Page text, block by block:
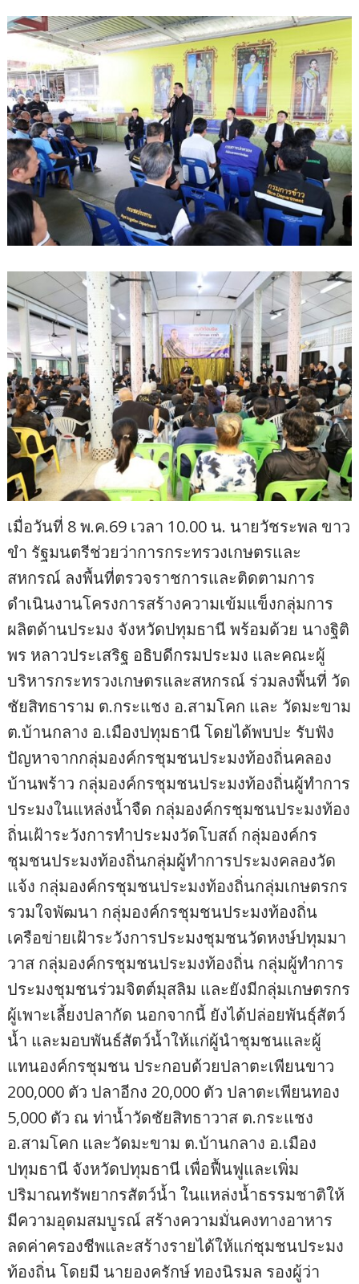
เมื่อวันที่ 8 พ.ค.69 เวลา 10.00 น. นายวัชระพล ขาว
ขำ รัฐมนตรีช่วยว่าการกระทรวงเกษตรและ
สหกรณ์ ลงพื้นที่ตรวจราชการและติดตามการ
ดำเนินงานโครงการสร้างความเข้มแข็งกลุ่มการ
ผลิตด้านประมง จังหวัดปทุมธานี พร้อมด้วย นางฐิติ
พร หลาวประเสริฐ อธิบดีกรมประมง และคณะผู้
บริหารกระทรวงเกษตรและสหกรณ์ ร่วมลงพื้นที่ วัด
ชัยสิทธาราม ต.กระแชง อ.สามโคก และ วัดมะขาม
ต.บ้านกลาง อ.เมืองปทุมธานี โดยได้พบปะ รับฟัง
ปัญหาจากกลุ่มองค์กรชุมชนประมงท้องถิ่นคลอง
บ้านพร้าว กลุ่มองค์กรชุมชนประมงท้องถิ่นผู้ทำการ
ประมงในแหล่งน้ำจืด กลุ่มองค์กรชุมชนประมงท้อง
ถิ่นเฝ้าระวังการทำประมงวัดโบสถ์ กลุ่มองค์กร
ชุมชนประมงท้องถิ่นกลุ่มผู้ทำการประมงคลองวัด
แจ้ง กลุ่มองค์กรชุมชนประมงท้องถิ่นกลุ่มเกษตรกร
รวมใจพัฒนา กลุ่มองค์กรชุมชนประมงท้องถิ่น
เครือข่ายเฝ้าระวังการประมงชุมชนวัดหงษ์ปทุมมา
วาส กลุ่มองค์กรชุมชนประมงท้องถิ่น กลุ่มผู้ทำการ
ประมงชุมชนร่วมจิตต์มุสลิม และยังมีกลุ่มเกษตรกร
ผู้เพาะเลี้ยงปลากัด นอกจากนี้ ยังได้ปล่อยพันธุ์สัตว์
น้ำ และมอบพันธ์สัตว์น้ำให้แก่ผู้นำชุมชนและผู้
แทนองค์กรชุมชน ประกอบด้วยปลาตะเพียนขาว
200,000 ตัว ปลาอีกง 20,000 ตัว ปลาตะเพียนทอง
5,000 ตัว ณ ท่าน้ำวัดชัยสิทธาวาส ต.กระแชง
อ.สามโคก และวัดมะขาม ต.บ้านกลาง อ.เมือง
ปทุมธานี จังหวัดปทุมธานี เพื่อฟื้นฟูและเพิ่ม
ปริมาณทรัพยากรสัตว์น้ำ ในแหล่งน้ำธรรมชาติให้
มีความอุดมสมบูรณ์ สร้างความมั่นคงทางอาหาร
ลดค่าครองชีพและสร้างรายได้ให้แก่ชุมชนประมง
ท้องถิ่น โดยมี นายองครักษ์ ทองนิรมล รองผู้ว่า